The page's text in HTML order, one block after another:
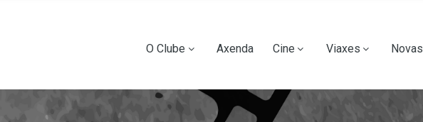
contido
O Clube Axenda Cine Viaxes Novas